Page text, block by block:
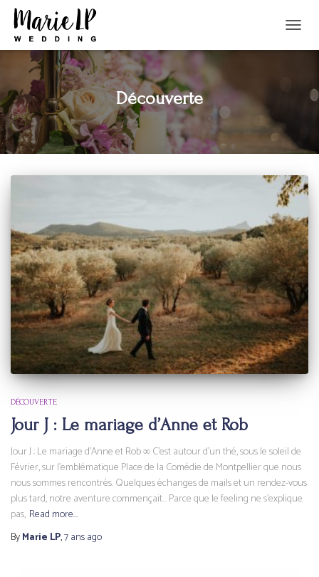
Découverte
DÉCOUVERTE
Jour J : Le mariage d’Anne et Rob
Jour J : Le mariage d’Anne et Rob ∞ C’est autour d’un thé, sous le soleil de
Février, sur l’emblématique Place de la Comédie de Montpellier que nous
nous sommes rencontrés. Quelques échanges de mails et un rendez-vous
plus tard, notre aventure commençait… Parce que le feeling ne s’explique
pas, Read more…
ByMarie LP,7 ansago